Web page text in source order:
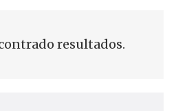
resultados.